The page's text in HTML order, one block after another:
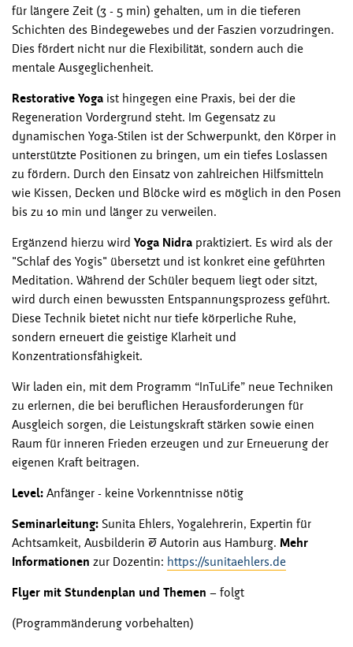
für längere Zeit (3 - 5 min) gehalten, um in die tieferen
Schichten des Bindegewebes und der Faszien vorzudringen.
Dies fördert nicht nur die Flexibilität, sondern auch die
mentale Ausgeglichenheit.
Restorative Yoga ist hingegen eine Praxis, bei der die
Regeneration Vordergrund steht. Im Gegensatz zu
dynamischen Yoga-Stilen ist der Schwerpunkt, den Körper in
unterstützte Positionen zu bringen, um ein tiefes Loslassen
zu fördern. Durch den Einsatz von zahlreichen Hilfsmitteln
wie Kissen, Decken und Blöcke wird es möglich in den Posen
bis zu 10 min und länger zu verweilen.
Ergänzend hierzu wird Yoga Nidra praktiziert. Es wird als der
"Schlaf des Yogis" übersetzt und ist konkret eine geführten
Meditation. Während der Schüler bequem liegt oder sitzt,
wird durch einen bewussten Entspannungsprozess geführt.
Diese Technik bietet nicht nur tiefe körperliche Ruhe,
sondern erneuert die geistige Klarheit und
Konzentrationsfähigkeit.
Wir laden ein, mit dem Programm “InTuLife” neue Techniken
zu erlernen, die bei beruflichen Herausforderungen für
Ausgleich sorgen, die Leistungskraft stärken sowie einen
Raum für inneren Frieden erzeugen und zur Erneuerung der
eigenen Kraft beitragen.
Level: Anfänger - keine Vorkenntnisse nötig
Seminarleitung: Sunita Ehlers, Yogalehrerin, Expertin für
Achtsamkeit, Ausbilderin & Autorin aus Hamburg. Mehr
Informationen zur Dozentin: https://sunitaehlers.de
Flyer mit Stundenplan und Themen – folgt
(Programmänderung vorbehalten)